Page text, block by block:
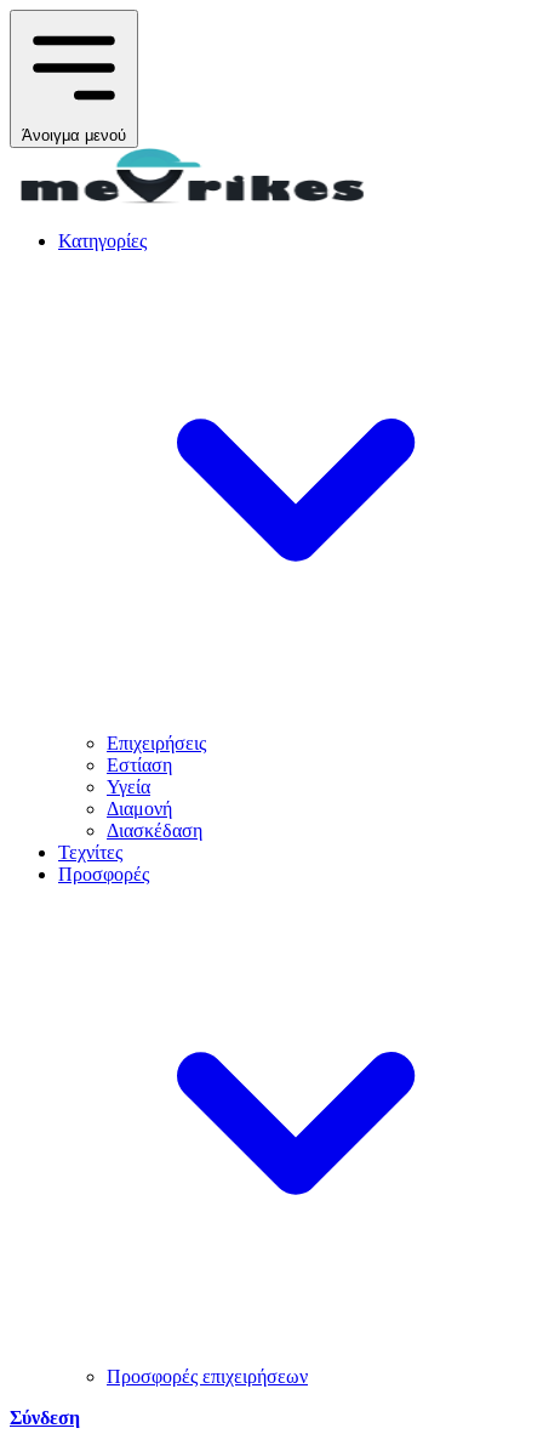
Άνοιγμα μενού
Κατηγορίες
Επιχειρήσεις
Εστίαση
Υγεία
Διαμονή
Διασκέδαση
Τεχνίτες
Προσφορές
Προσφορές επιχειρήσεων
Σύνδεση